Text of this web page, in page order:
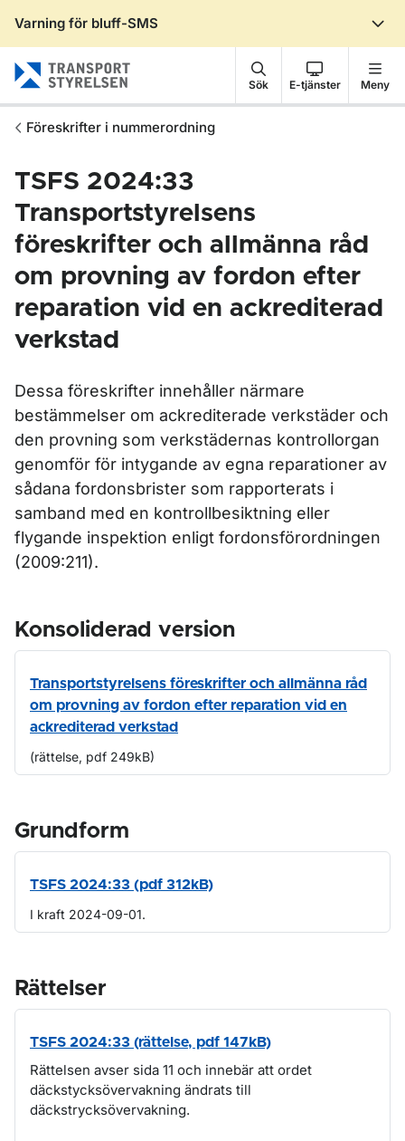
Varning för bluff-SMS
Sök E-tjänster Meny
Föreskrifter i nummerordning
TSFS 2024:33
Transportstyrelsens
föreskrifter och allmänna råd
om provning av fordon efter
reparation vid en ackrediterad
verkstad
Dessa föreskrifter innehåller närmare
bestämmelser om ackrediterade verkstäder och
den provning som verkstädernas kontrollorgan
genomför för intygande av egna reparationer av
sådana fordonsbrister som rapporterats i
samband med en kontrollbesiktning eller
flygande inspektion enligt fordonsförordningen
(2009:211).
Konsoliderad version
Transportstyrelsens föreskrifter och allmänna råd
om provning av fordon efter reparation vid en
ackrediterad verkstad
(rättelse, pdf 249kB)
Grundform
TSFS 2024:33 (pdf 312kB)
I kraft 2024-09-01.
Rättelser
TSFS 2024:33 (rättelse, pdf 147kB)
Rättelsen avser sida 11 och innebär att ordet
däckstycksövervakning ändrats till
däckstrycksövervakning.